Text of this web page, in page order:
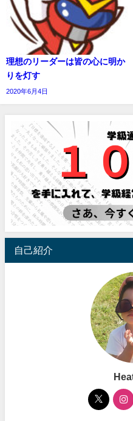
理想のリーダーは皆の心に明か
りを灯す
2020年6月4日
自己紹介